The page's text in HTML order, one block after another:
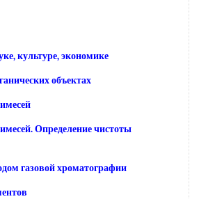
культуре, экономике
объектах
Определение чистоты
газовой хроматографии